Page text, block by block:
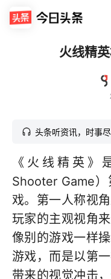
火线精
头条听资讯，时事
《火线精英》
Shooter Game
戏。第一人称视
玩家的主观视角
像别的游戏一样
游戏，而是以第
带来的视觉冲击